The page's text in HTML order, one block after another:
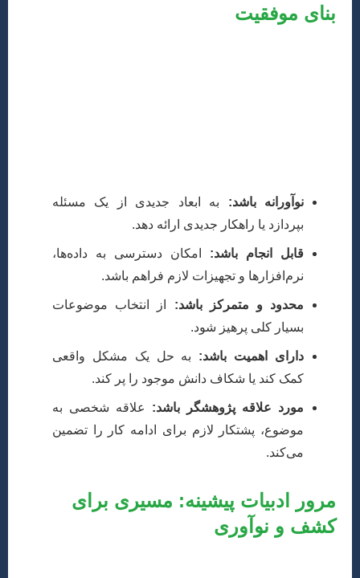
بنای موفقیت
نوآورانه باشد: به ابعاد جدیدی از یک مسئله
بپردازد یا راهکار جدیدی ارائه دهد.
قابل انجام باشد: امکان دسترسی به داده‌ها،
نرم‌افزارها و تجهیزات لازم فراهم باشد.
محدود و متمرکز باشد: از انتخاب موضوعات
بسیار کلی پرهیز شود.
دارای اهمیت باشد: به حل یک مشکل واقعی
کمک کند یا شکاف دانش موجود را پر کند.
مورد علاقه پژوهشگر باشد: علاقه شخصی به
موضوع، پشتکار لازم برای ادامه کار را تضمین
می‌کند.
مرور ادبیات پیشینه: مسیری برای
کشف و نوآوری